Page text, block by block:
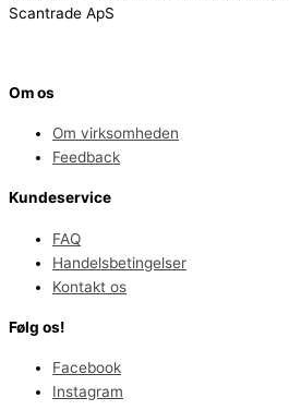
Scantrade ApS
Om os
Om virksomheden
Feedback
Kundeservice
FAQ
Handelsbetingelser
Kontakt os
Følg os!
Facebook
Instagram